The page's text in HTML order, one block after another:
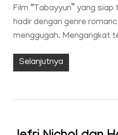
Film “Tabayyun” yang
hadir dengan genre
menggugah. Mengangkat
Selanjutnya